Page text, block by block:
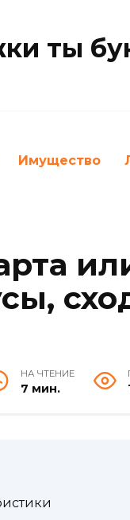
ты
Имущество
НА ЧТЕНИЕ
7 мин.